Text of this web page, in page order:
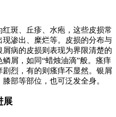
斑、丘疹、水疱，这些皮损常
渗出、糜烂等。皮损的分布与
病的皮损则表现为界限清楚的
屑，如同“蜡烛油滴”般。瘙痒
烈，有的则瘙痒不显然。银屑
部等部位，也可泛发全身。
展